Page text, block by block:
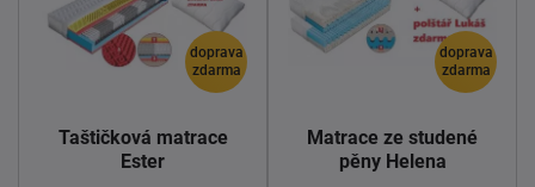
doprava
zdarma
Taštičková matrace
Ester
doprava
zdarma
Matrace ze studené
pěny Helena